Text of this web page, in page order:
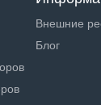
Внешние
Блог